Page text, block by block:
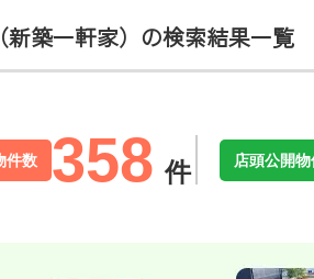
築一軒家）の検索結果一覧
件数 358 件 店頭公開